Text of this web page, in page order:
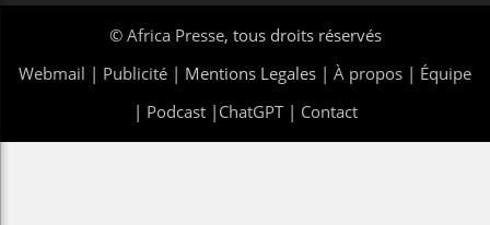
© Africa Presse, tous droits réservés
Webmail | Publicité | Mentions Legales | À propos | Équipe
| Podcast| ChatGPT| Contact